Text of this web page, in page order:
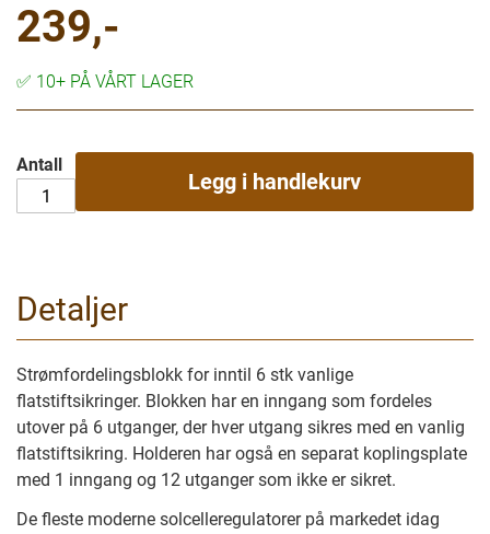
239,-
✅ 10+ PÅ VÅRT LAGER
Antall
Legg i handlekurv
Detaljer
Strømfordelingsblokk for inntil 6 stk vanlige
flatstiftsikringer. Blokken har en inngang som fordeles
utover på 6 utganger, der hver utgang sikres med en vanlig
flatstiftsikring. Holderen har også en separat koplingsplate
med 1 inngang og 12 utganger som ikke er sikret.
De fleste moderne solcelleregulatorer på markedet idag